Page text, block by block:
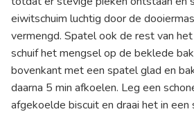
eiwitschuim luchtig door de
vermengd. Spatel ook de rest van
schuif het mengsel op de beklede
bovenkant met een spatel glad en
daarna 5 min afkoelen. Leg een
afgekoelde biscuit en draai het in